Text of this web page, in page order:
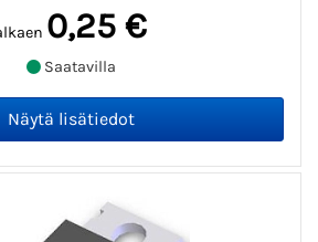
0,25 €
Saatavilla